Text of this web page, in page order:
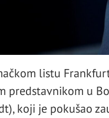
listu
predstavnikom u
koji je pokušao